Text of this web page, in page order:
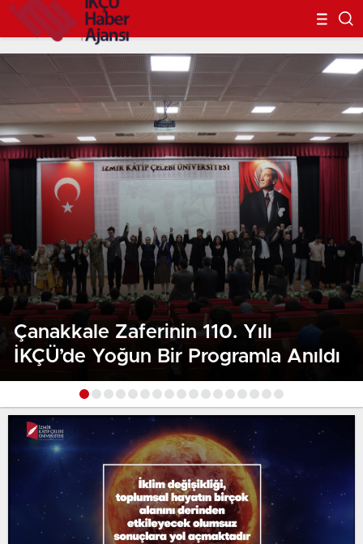
Çanakkale Zaferinin 110. Yılı
İKÇÜ’de Yoğun Bir Programla Anıldı